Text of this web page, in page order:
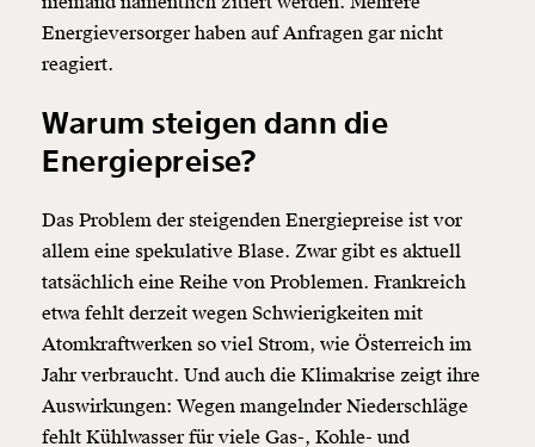
Energieversorger haben auf Anfragen gar nicht
reagiert.
Warum steigen dann die
Energiepreise?
Das Problem der steigenden Energiepreise ist vor
allem eine spekulative Blase. Zwar gibt es aktuell
tatsächlich eine Reihe von Problemen. Frankreich
etwa fehlt derzeit wegen Schwierigkeiten mit
Atomkraftwerken so viel Strom, wie Österreich im
Jahr verbraucht. Und auch die Klimakrise zeigt ihre
Auswirkungen: Wegen mangelnder Niederschläge
fehlt Kühlwasser für viele Gas-, Kohle- und